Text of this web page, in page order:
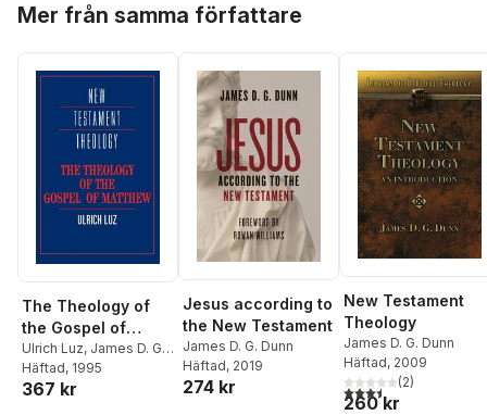
Mer från samma författare
The Theology of
the Gospel of
Matthew
Ulrich Luz, James D. G.
Dunn
Häftad, 1995
367 kr
Jesus according to
the New Testament
James D. G. Dunn
Häftad, 2019
274 kr
New Testament
Theology
James D. G. Dunn
Häftad, 2009
3,5utav 5 stjärnor.
(2)
260 kr